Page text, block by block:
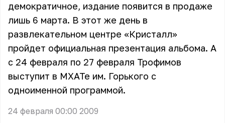
демократичное, издание появится в продаже
лишь 6 марта. В этот же день в
развлекательном центре «Кристалл»
пройдет официальная презентация альбома. А
с 24 февраля по 27 февраля Трофимов
выступит в МХАТе им. Горького с
одноименной программой.
24 февраля 00:00 2009